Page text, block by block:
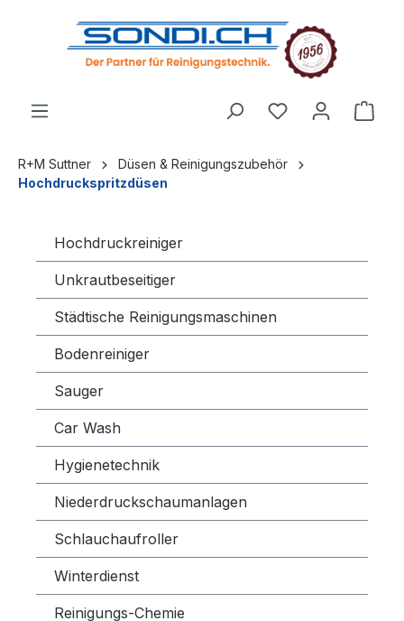
springen
R+M Suttner
Düsen & Reinigungszubehör
Hochdruckspritzdüsen
Hochdruckreiniger
Unkrautbeseitiger
Städtische Reinigungsmaschinen
Bodenreiniger
Sauger
Car Wash
Hygienetechnik
Niederdruckschaumanlagen
Schlauchaufroller
Winterdienst
Reinigungs-Chemie